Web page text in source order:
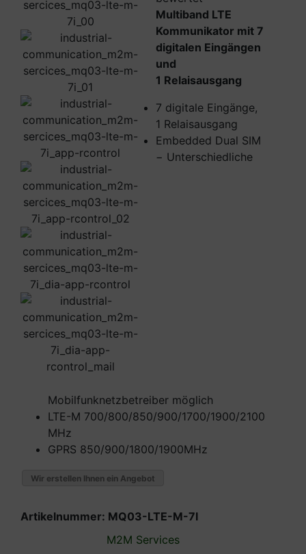
Multiband LTE
Kommunikator mit 7
digitalen Eingängen
und
1 Relaisausgang
7 digitale Eingänge,
1 Relaisausgang
Embedded Dual SIM
− Unterschiedliche
Mobilfunknetzbetreiber möglich
LTE-M 700/800/850/900/1700/1900/2100
MHz
GPRS 850/900/1800/1900MHz
Wir erstellen Ihnen ein Angebot
Artikelnummer: MQ03-LTE-M-7I
M2M Services